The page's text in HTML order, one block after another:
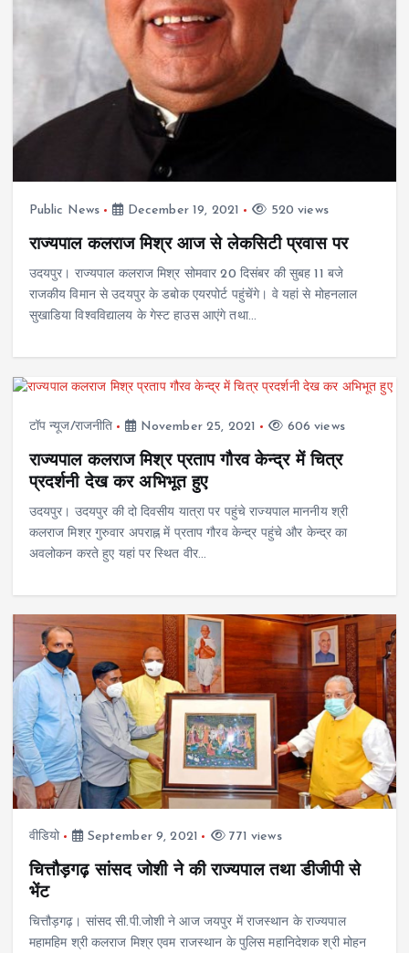
Public News December 19, 2021 520 views
राज्यपाल कलराज मिश्र आज से लेकसिटी प्रवास पर
उदयपुर। राज्यपाल कलराज मिश्र सोमवार 20 दिसंबर की सुबह 11 बजे
राजकीय विमान से उदयपुर के डबोक एयरपोर्ट पहुंचेंगे। वे यहां से मोहनलाल
सुखाडिया विश्वविद्यालय के गेस्ट हाउस आएंगे तथा…
टॉप न्यूज/राजनीति November 25, 2021 606 views
राज्यपाल कलराज मिश्र प्रताप गौरव केन्द्र में चित्र
प्रदर्शनी देख कर अभिभूत हुए
उदयपुर। उदयपुर की दो दिवसीय यात्रा पर पहुंचे राज्यपाल माननीय श्री
कलराज मिश्र गुरुवार अपराह्न में प्रताप गौरव केन्द्र पहुंचे और केन्द्र का
अवलोकन करते हुए यहां पर स्थित वीर…
वीडियो September 9, 2021 771 views
चित्तौड़गढ़ सांसद जोशी ने की राज्यपाल तथा डीजीपी से
भेंट
चित्तौड़गढ़। सांसद सी.पी.जोशी ने आज जयपुर में राजस्थान के राज्यपाल
महामहिम श्री कलराज मिश्र एवम राजस्थान के पुलिस महानिदेशक श्री मोहन